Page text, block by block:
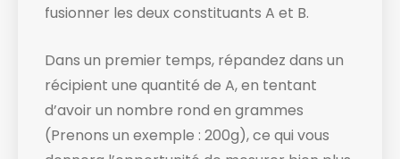
fusionner les deux constituants A et B.
Dans un premier temps, répandez dans un
récipient une quantité de A, en tentant
d’avoir un nombre rond en grammes
(Prenons un exemple : 200g), ce qui vous